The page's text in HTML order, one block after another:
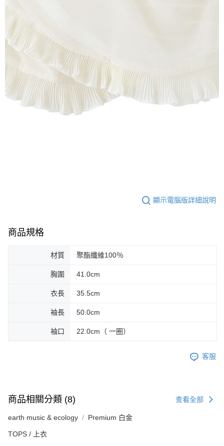
顯示電腦版詳細說明
商品規格
材質 聚酯纖維100％
胸圍 41.0cm
衣長 35.5cm
袖長 50.0cm
袖口 22.0cm（ 一圈）
客服
商品相關分類 (8) 查看全部
earth music & ecology Premium 白金
TOPS / 上衣